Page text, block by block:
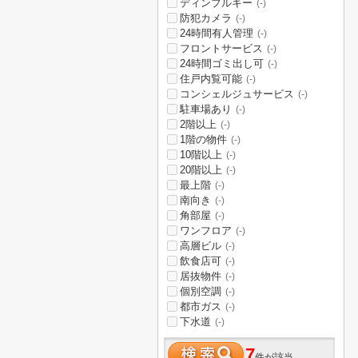
ディンプルキー (-)
防犯カメラ (-)
24時間有人管理 (-)
フロントサービス (-)
24時間ゴミ出し可 (-)
住戸内覧可能 (-)
コンシェルジュサービス (-)
駐車場あり (-)
2階以上 (-)
1階の物件 (-)
10階以上 (-)
20階以上 (-)
最上階 (-)
南向き (-)
角部屋 (-)
ワンフロア (-)
高層ビル (-)
飲食店可 (-)
居抜物件 (-)
個別空調 (-)
都市ガス (-)
下水道 (-)